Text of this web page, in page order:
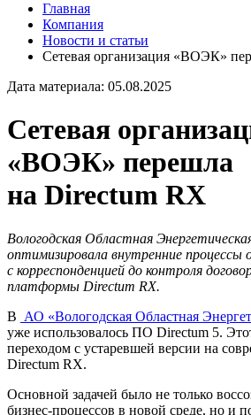
Главная
Компания
Новости и статьи
Сетевая организация «ВОЭК»
Дата материала: 05.08.2025
Сетевая
«ВОЭК» перешла
на Directum RX
Вологодская Областная
оптимизировала внутренние
с корреспонденцией до контроля
платформы Directum RX.
В АО «Вологодская Областная
уже использовалось ПО Directum 5.
переходом с устаревшей версии на
Directum RX.
Основной задачей было не только
бизнес-процессов в новой среде, но и